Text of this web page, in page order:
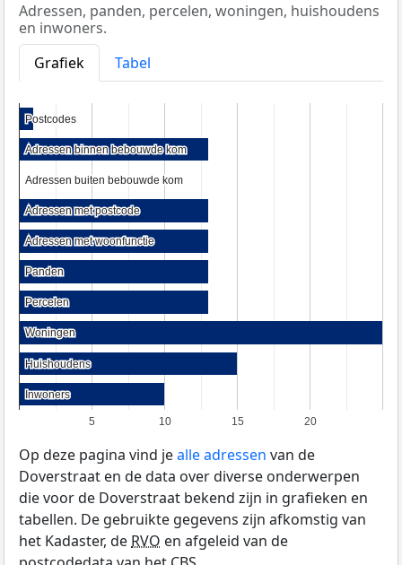
Adressen, panden, percelen, woningen, huishoudens
en inwoners.
Grafiek
Tabel
5 10 15 20
Postcodes
Postcodes
Adressen binnen bebouwde kom
Adressen binnen bebouwde kom
Adressen buiten bebouwde kom
Adressen buiten bebouwde kom
Adressen met postcode
Adressen met postcode
Adressen met woonfunctie
Adressen met woonfunctie
Panden
Panden
Percelen
Percelen
Woningen
Woningen
Huishoudens
Huishoudens
Inwoners
Inwoners
Op deze pagina vind jealle adressen van de
Doverstraat en de data over diverse onderwerpen
die voor de Doverstraat bekend zijn in grafieken en
tabellen. De gebruikte gegevens zijn afkomstig van
het Kadaster, deRVO en afgeleid van de